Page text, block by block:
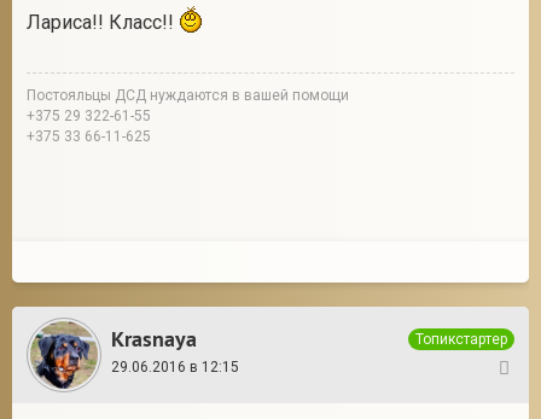
Лариса!! Класс!!
Постояльцы ДСД нуждаются в вашей помощи
+375 29 322-61-55
+375 33 66-11-625
Krasnaya
Топикстартер
29.06.2016 в 12:15